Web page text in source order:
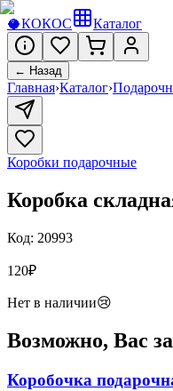
🥥КОКОС Каталог
← Назад
Главная›Каталог›
Коробки подарочные
Коробка
Код: 20993
120₽
Нет в наличии😢
Возможно, Вас
Коробочка